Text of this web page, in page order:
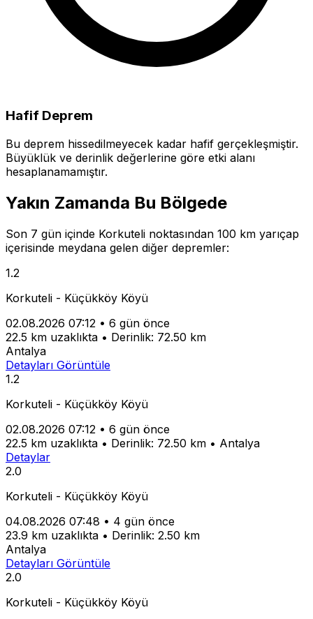
Hafif Deprem
Bu deprem hissedilmeyecek kadar hafif gerçekleşmiştir.
Büyüklük ve derinlik değerlerine göre etki alanı
hesaplanamamıştır.
Yakın Zamanda Bu Bölgede
Son 7 gün içinde Korkuteli noktasından 100 km yarıçap
içerisinde meydana gelen diğer depremler:
1.2
Korkuteli - Küçükköy Köyü
02.08.2026 07:12 • 6 gün önce
22.5 km uzaklıkta • Derinlik: 72.50 km
Antalya
Detayları Görüntüle
1.2
Korkuteli - Küçükköy Köyü
02.08.2026 07:12 • 6 gün önce
22.5 km uzaklıkta • Derinlik: 72.50 km • Antalya
Detaylar
2.0
Korkuteli - Küçükköy Köyü
04.08.2026 07:48 • 4 gün önce
23.9 km uzaklıkta • Derinlik: 2.50 km
Antalya
Detayları Görüntüle
2.0
Korkuteli - Küçükköy Köyü